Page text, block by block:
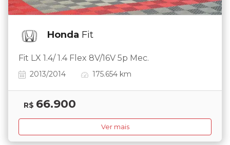
Honda Fit
Fit LX 1.4/ 1.4 Flex 8V/16V 5p Mec.
2013/2014 175.654 km
R$ 66.900
Ver mais